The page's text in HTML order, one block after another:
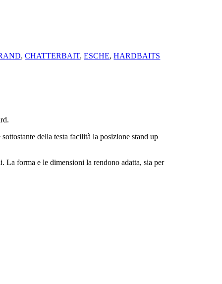
,CHATTERBAIT,ESCHE,HARDBAITS
della testa facilità la posizione stand up
La forma e le dimensioni la rendono adatta, sia per